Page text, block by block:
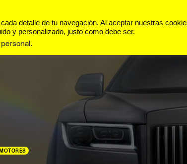
detalle de tu navegación. Al aceptar nuestras
y personalizado, justo como debe ser.
.